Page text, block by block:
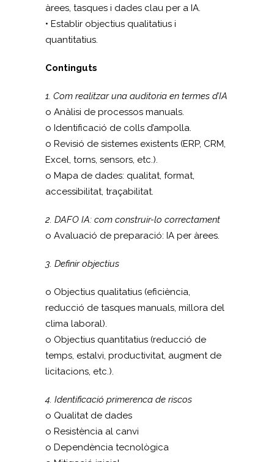
àrees, tasques i dades clau per a IA.
• Establir objectius qualitatius i
quantitatius.
Continguts
1. Com realitzar una auditoria en termes d’IA
o Anàlisi de processos manuals.
o Identificació de colls d’ampolla.
o Revisió de sistemes existents (ERP, CRM,
Excel, torns, sensors, etc.).
o Mapa de dades: qualitat, format,
accessibilitat, traçabilitat.
2. DAFO IA: com construir-lo correctament
o Avaluació de preparació: IA per àrees.
3. Definir objectius
o Objectius qualitatius (eficiència,
reducció de tasques manuals, millora del
clima laboral).
o Objectius quantitatius (reducció de
temps, estalvi, productivitat, augment de
licitacions, etc.).
4. Identificació primerenca de riscos
o Qualitat de dades
o Resistència al canvi
o Dependència tecnològica